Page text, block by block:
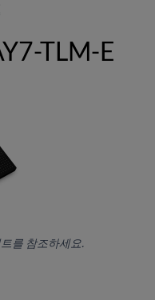
TLM-E
를 참조하세요.